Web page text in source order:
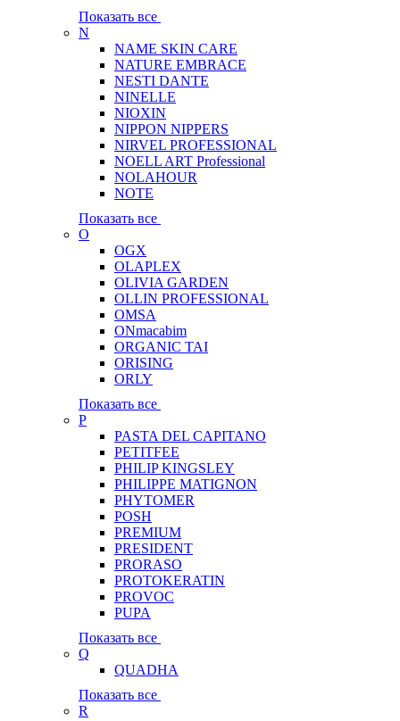
Показать все
N
NAME SKIN CARE
NATURE EMBRACE
NESTI DANTE
NINELLE
NIOXIN
NIPPON NIPPERS
NIRVEL PROFESSIONAL
NOELL ART Professional
NOLAHOUR
NOTE
Показать все
O
OGX
OLAPLEX
OLIVIA GARDEN
OLLIN PROFESSIONAL
OMSA
ONmacabim
ORGANIC TAI
ORISING
ORLY
Показать все
P
PASTA DEL CAPITANO
PETITFEE
PHILIP KINGSLEY
PHILIPPE MATIGNON
PHYTOMER
POSH
PREMIUM
PRESIDENT
PRORASO
PROTOKERATIN
PROVOC
PUPA
Показать все
Q
QUADHA
Показать все
R